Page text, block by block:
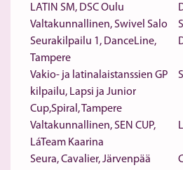
LATIN SM, DSC Oulu
Valtakunnallinen, Swivel Salo
Seurakilpailu 1, DanceLine,
Tampere
Vakio- ja latinalaistanssien GP
kilpailu, Lapsi ja Junior
Cup,Spiral, Tampere
Valtakunnallinen, SEN CUP,
LáTeam Kaarina
Seura, Cavalier, Järvenpää